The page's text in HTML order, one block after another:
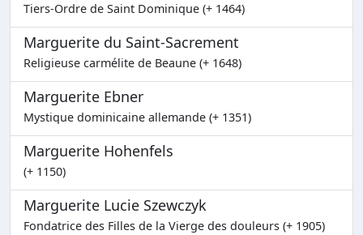
Tiers-Ordre de Saint Dominique (+ 1464)
Marguerite du Saint-Sacrement
Religieuse carmélite de Beaune (+ 1648)
Marguerite Ebner
Mystique dominicaine allemande (+ 1351)
Marguerite Hohenfels
(+ 1150)
Marguerite Lucie Szewczyk
Fondatrice des Filles de la Vierge des douleurs (+ 1905)